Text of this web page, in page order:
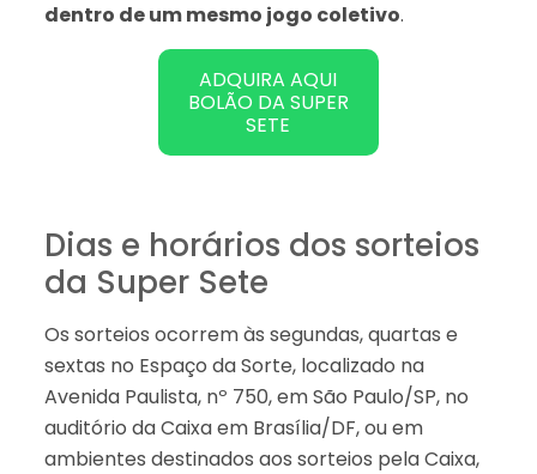
dentro de um mesmo jogo coletivo.
ADQUIRA AQUI
BOLÃO DA SUPER
SETE
Dias e horários dos sorteios
da Super Sete
Os sorteios ocorrem às segundas, quartas e
sextas no Espaço da Sorte, localizado na
Avenida Paulista, nº 750, em São Paulo/SP, no
auditório da Caixa em Brasília/DF, ou em
ambientes destinados aos sorteios pela Caixa,